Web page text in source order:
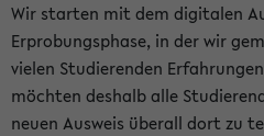
Wir starten mit dem digitalen
Erprobungsphase, in der wir
vielen Studierenden
möchten deshalb alle
neuen Ausweis überall dort zu